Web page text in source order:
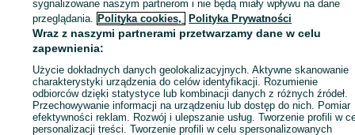
Wyślij wiadomość Kup
sygnalizowane naszym partnerom i nie będą miały wpływu na dane
przeglądania. Polityka cookies, Polityka Prywatności
Wraz z naszymi partnerami przetwarzamy dane w celu
zapewnienia:
Użycie dokładnych danych geolokalizacyjnych. Aktywne skanowanie
charakterystyki urządzenia do celów identyfikacji. Rozumienie
odbiorców dzięki statystyce lub kombinacji danych z różnych źródeł.
Przechowywanie informacji na urządzeniu lub dostęp do nich. Pomiar
efektywności reklam. Rozwój i ulepszanie usług. Tworzenie profili w
personalizacji treści. Tworzenie profili w celu spersonalizowanych